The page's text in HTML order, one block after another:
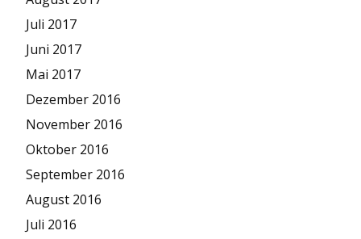
Juli 2017
Juni 2017
Mai 2017
Dezember 2016
November 2016
Oktober 2016
September 2016
August 2016
Juli 2016